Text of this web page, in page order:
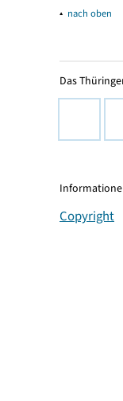
▴ nach oben
Das
Copyright